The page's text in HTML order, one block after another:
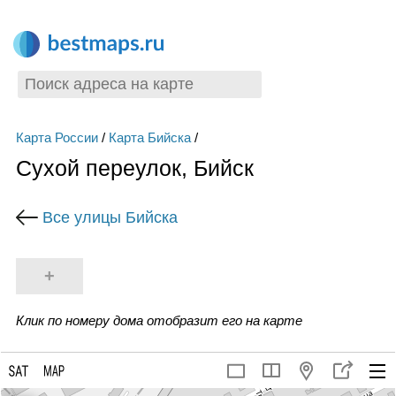
Карта России/ Карта Бийска/
Сухой переулок, Бийск
Все улицы Бийска
+
Клик по номеру дома отобразит его на карте